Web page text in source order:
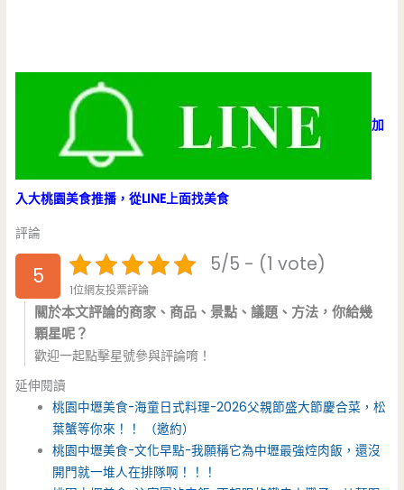
加
入大桃園美食推播，從LINE上面找美食
評論
5 5/5 - (1 vote)
1位網友投票評論
關於本文評論的商家、商品、景點、議題、方法，你給幾
顆星呢？
歡迎一起點擊星號參與評論唷！
延伸閱讀
桃園中壢美食-海童日式料理-2026父親節盛大節慶合菜，松
葉蟹等你來！！ （邀約）
桃園中壢美食-文化早點-我願稱它為中壢最強焢肉飯，還沒
開門就一堆人在排隊啊！！！